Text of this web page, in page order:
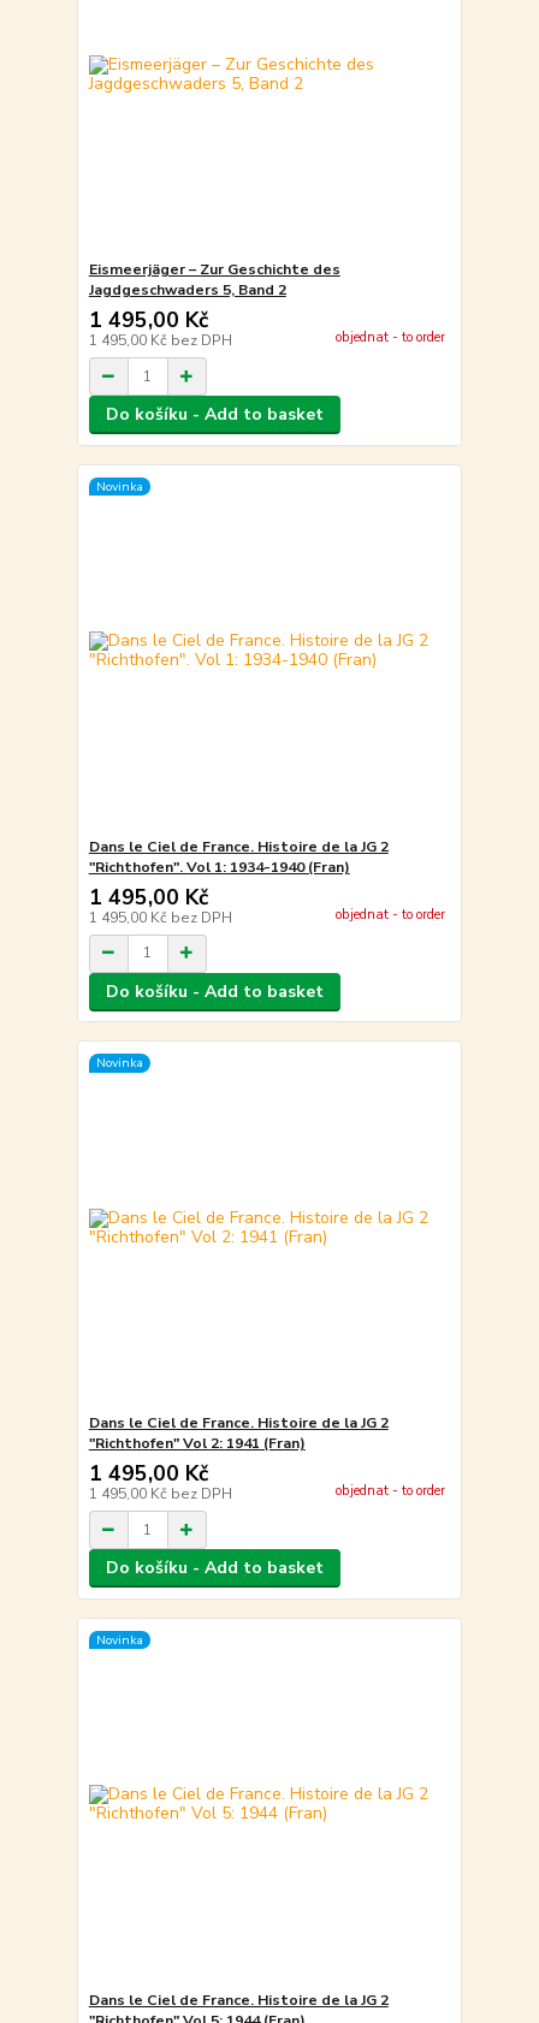
Eismeerjäger – Zur Geschichte des
Jagdgeschwaders 5, Band 2
1 495,00 Kč
1 495,00 Kč bez DPH objednat - to order
Do košíku - Add to basket
Novinka
Dans le Ciel de France. Histoire de la JG 2
"Richthofen". Vol 1: 1934-1940 (Fran)
1 495,00 Kč
1 495,00 Kč bez DPH objednat - to order
Do košíku - Add to basket
Novinka
Dans le Ciel de France. Histoire de la JG 2
"Richthofen" Vol 2: 1941 (Fran)
1 495,00 Kč
1 495,00 Kč bez DPH objednat - to order
Do košíku - Add to basket
Novinka
Dans le Ciel de France. Histoire de la JG 2